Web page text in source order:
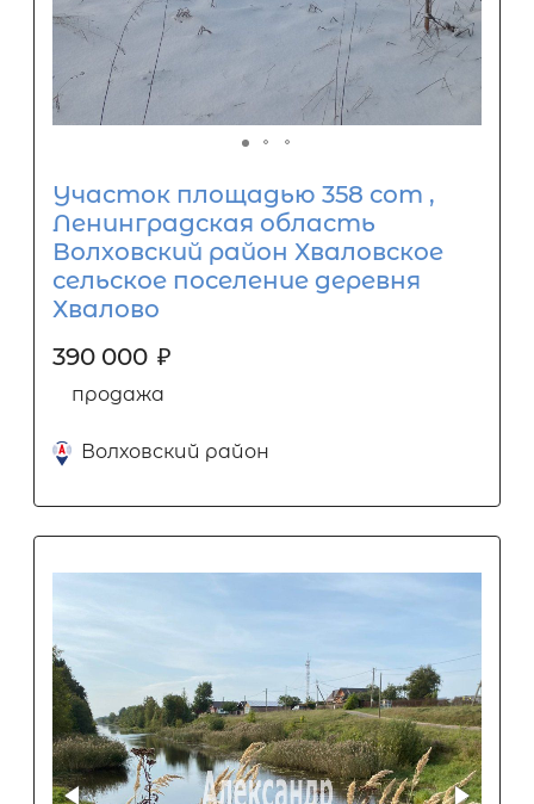
Участок площадью 358 сот ,
Ленинградская область
Волховский район Хваловское
сельское поселение деревня
Хвалово
390 000 ₽
продажа
Волховский район